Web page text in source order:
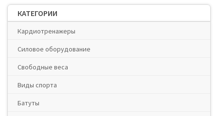
КАТЕГОРИИ
Кардиотренажеры
Силовое оборудование
Свободные веса
Виды спорта
Батуты